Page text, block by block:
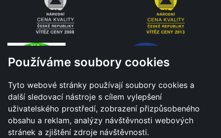
Používáme soubory cookies
Tyto webové stránky používají soubory cookies a
další sledovací nástroje s cílem vylepšení
uživatelského prostředí, zobrazení přizpůsobeného
obsahu a reklam, analýzy návštěvnosti webových
stránek a zjištění zdroje návštěvnosti.